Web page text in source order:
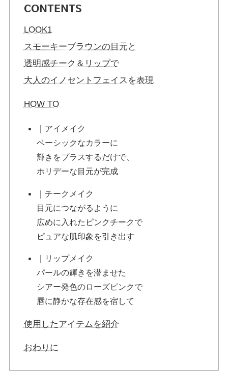
CONTENTS
LOOK1
スモーキーブラウンの目元と
透明感チーク＆リップで
大人のイノセントフェイスを表現
HOW TO
｜アイメイク
ベーシックなカラーに
輝きをプラスするだけで、
ホリデーな目元が完成
｜チークメイク
目元につながるように
広めに入れたピンクチークで
ピュアな肌印象を引き出す
｜リップメイク
パールの輝きを潜ませた
シアー発色のローズピンクで
唇に静かな存在感を宿して
使用したアイテムを紹介
おわりに